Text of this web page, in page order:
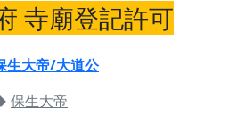
一同參與，為自己與家人累積福德
渡大法會，誠邀十方善信大德，一
只是超薦與普渡，更是一份對祖先
寺廟登記許可
生大帝/大道公
保生大帝